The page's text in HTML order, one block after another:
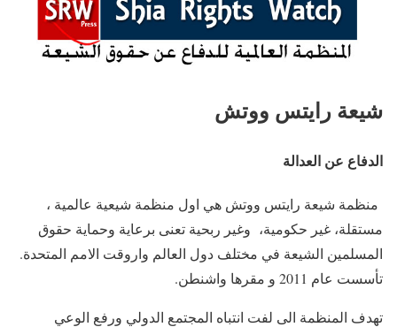
شيعة رايتس ووتش
الدفاع عن العدالة
منظمة شيعة رايتس ووتش هي اول منظمة شيعية عالمية ،
مستقلة، غير حكومية، وغير ربحية تعنى برعاية وحماية حقوق
المسلمين الشيعة في مختلف دول العالم واروقت الامم المتحدة.
تأسست عام 2011 و مقرها واشنطن.
تهدف المنظمة الى لفت انتباه المجتمع الدولي ورفع الوعي